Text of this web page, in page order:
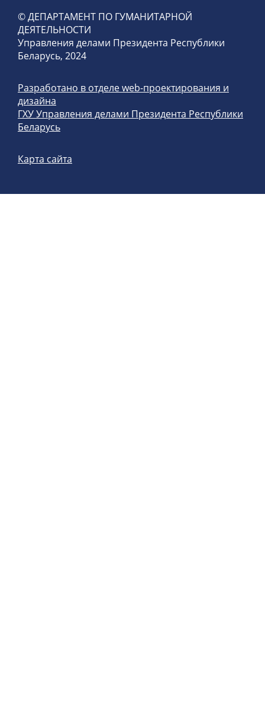
© ДЕПАРТАМЕНТ ПО ГУМАНИТАРНОЙ
ДЕЯТЕЛЬНОСТИ
Управления делами Президента Республики
Беларусь, 2024
Разработано в отделе web-проектирования и
дизайна
ГХУ Управления делами Президента Республики
Беларусь
Карта сайта